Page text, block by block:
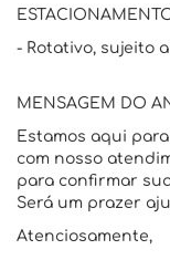
- Rotativo, sujeito
MENSAGEM DO
Estamos aqui
com nosso
para confirmar
Será um prazer
Atenciosamente,